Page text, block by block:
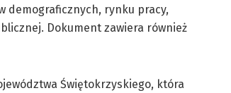
demograficznych, rynku pracy,
Dokument zawiera również
Świętokrzyskiego, która